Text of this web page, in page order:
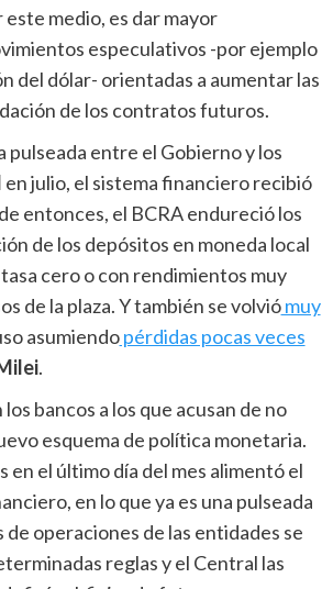
medio, es dar mayor
especulativos -por ejemplo
del dólar- orientadas a aumentar las
de los contratos futuros.
pulseada entre el Gobierno y los
en julio, el sistema financiero recibió
entonces, el BCRA endureció los
de los depósitos en moneda local
cero o con rendimientos muy
de la plaza. Y también se volviómuy
asumiendopérdidas pocas veces
.
bancos a los que acusan de no
esquema de política monetaria.
en el último día del mes alimentó el
en lo que ya es una pulseada
de operaciones de las entidades se
reglas y el Central las